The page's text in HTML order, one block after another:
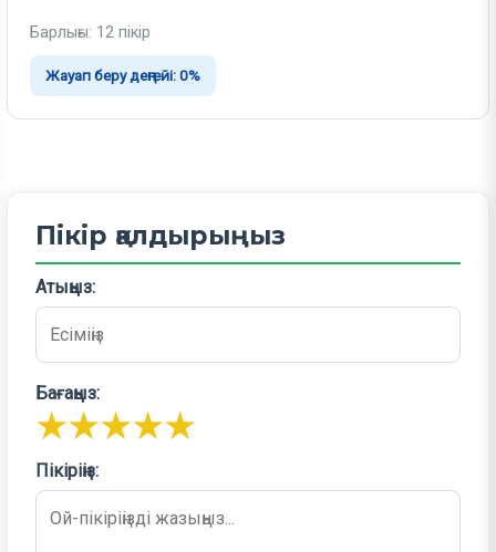
Барлығы: 12 пікір
Жауап беру деңгейі: 0%
Пікір қалдырыңыз
Атыңыз:
Бағаңыз:
★★★★★
Пікіріңіз: